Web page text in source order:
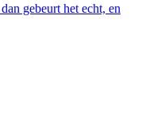
gebeurt het echt, en